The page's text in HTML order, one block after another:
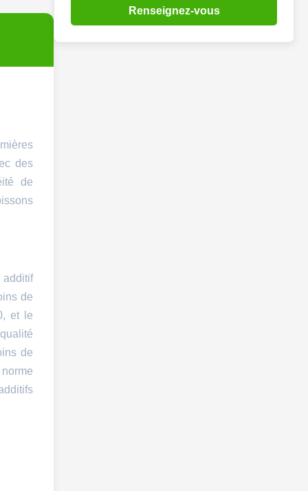
des
de
additif
de
et le
de
Renseignez-vous